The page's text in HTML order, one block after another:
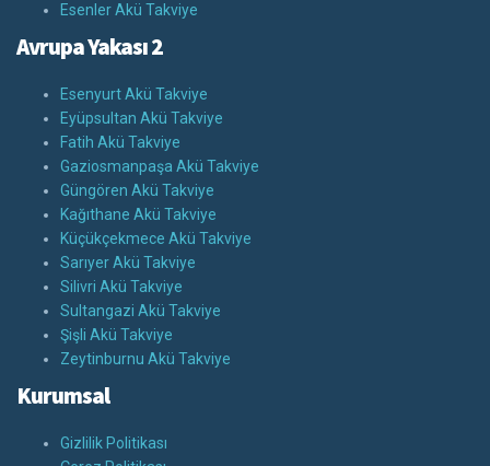
Esenler Akü Takviye
Avrupa Yakası 2
Esenyurt Akü Takviye
Eyüpsultan Akü Takviye
Fatih Akü Takviye
Gaziosmanpaşa Akü Takviye
Güngören Akü Takviye
Kağıthane Akü Takviye
Küçükçekmece Akü Takviye
Sarıyer Akü Takviye
Silivri Akü Takviye
Sultangazi Akü Takviye
Şişli Akü Takviye
Zeytinburnu Akü Takviye
Kurumsal
Gizlilik Politikası